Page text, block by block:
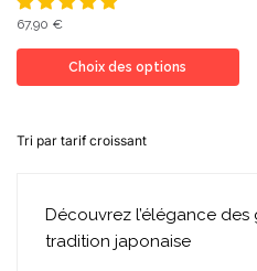
67,90 €
Choix des options
Découvrez l’élégance
tradition japonaise